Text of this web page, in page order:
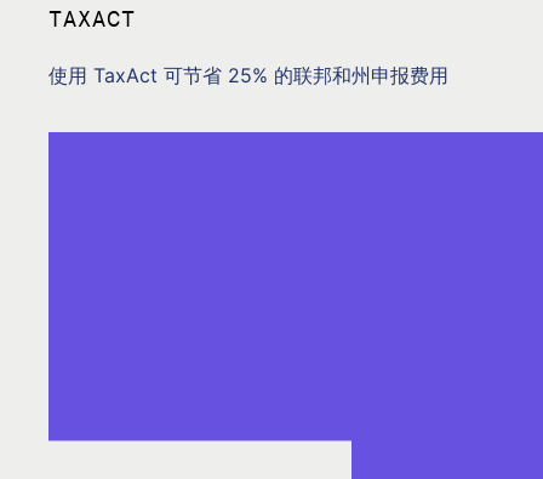
TAXACT
使用 TaxAct 可节省 25% 的联邦和州申报费用